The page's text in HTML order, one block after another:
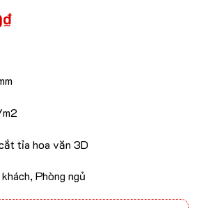
₫
tỉa hoa văn 3D
Phòng ngủ